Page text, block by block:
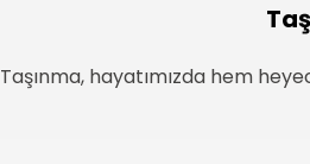
Taşınma, hayatımızda hem